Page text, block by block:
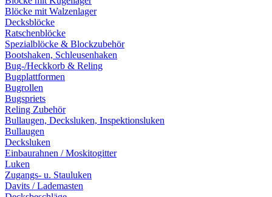
Blöcke mit Walzenlager
Decksblöcke
Ratschenblöcke
Spezialblöcke & Blockzubehör
Bootshaken, Schleusenhaken
Bug-/Heckkorb & Reling
Bugplattformen
Bugrollen
Bugspriets
Reling Zubehör
Bullaugen, Decksluken, Inspektionsluken
Bullaugen
Decksluken
Einbaurahnen / Moskitogitter
Luken
Zugangs- u. Stauluken
Davits / Lademasten